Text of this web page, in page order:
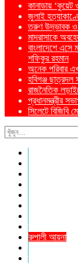
কানাডায় ‘কুয়েট
জুলাই
তরুণ উদ্ভাবক ও
মাদরাসাকে
বাংলাদেশে এসে
শফিকুর রহমান
অনেক পরিবার
হবিগঞ্জ ছাত্রদল
রাজনৈতিক
প্রধানমন্ত্রীর
সিলেটে বিজিবি
রুপালী আয়না